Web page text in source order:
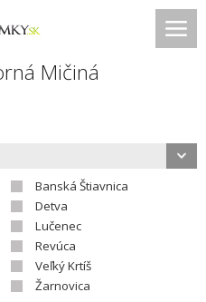
Mičiná
Banská Štiavnica
Detva
Lučenec
Revúca
Veľký Krtíš
Žarnovica